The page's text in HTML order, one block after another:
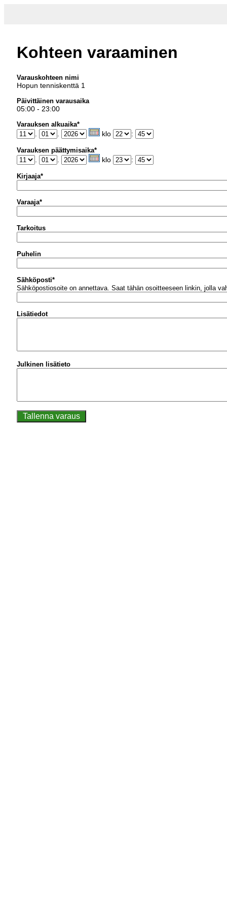
Kohteen varaaminen
Varauskohteen nimi
Hopun tenniskenttä 1
Päivittäinen varausaika
05:00 - 23:00
Varauksen alkuaika*
klo :
Varauksen päättymisaika*
klo :
Kirjaaja*
Varaaja*
Tarkoitus
Puhelin
Sähköposti*
Sähköpostiosoite on annettava. Saat tähän osoitteeseen linkin, jolla
Lisätiedot
Julkinen lisätieto